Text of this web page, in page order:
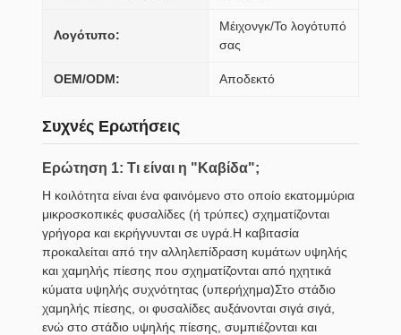
Λογότυπο:
Μέιχονγκ/Το λογότυπό
σας
OEM/ODM: Αποδεκτό
Συχνές Ερωτήσεις
Ερώτηση 1: Τι είναι η "Καβίδα";
Η κοιλότητα είναι ένα φαινόμενο στο οποίο εκατομμύρια
μικροσκοπικές φυσαλίδες (ή τρύπες) σχηματίζονται
γρήγορα και εκρήγνυνται σε υγρά.Η καβιτασία
προκαλείται από την αλληλεπίδραση κυμάτων υψηλής
και χαμηλής πίεσης που σχηματίζονται από ηχητικά
κύματα υψηλής συχνότητας (υπερήχημα)Στο στάδιο
χαμηλής πίεσης, οι φυσαλίδες αυξάνονται σιγά σιγά,
ενώ στο στάδιο υψηλής πίεσης, συμπιέζονται και